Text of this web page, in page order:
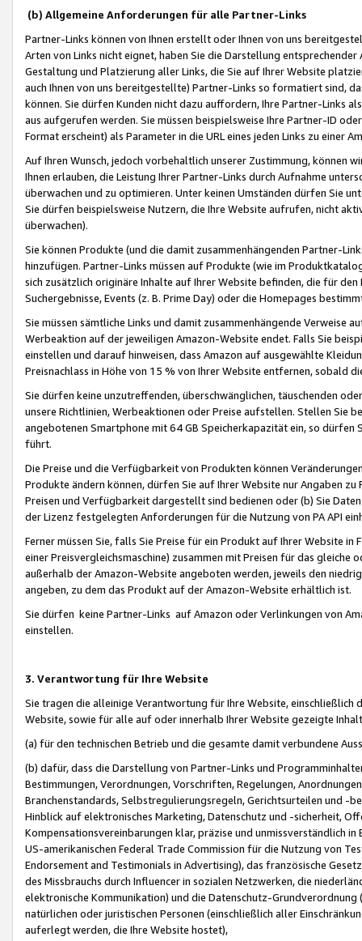
(b) Allgemeine Anforderungen für alle Partner-Links
Partner-Links können von Ihnen erstellt oder Ihnen von uns
Arten von Links nicht eignet, haben Sie die Darstellung
Gestaltung und Platzierung aller Links, die Sie auf Ihrer Website
auch Ihnen von uns bereitgestellte) Partner-Links so formatiert sind,
können. Sie dürfen Kunden nicht dazu auffordern, Ihre Partner-Links
aus aufgerufen werden. Sie müssen beispielsweise Ihre Partner-ID
Format erscheint) als Parameter in die URL eines jeden Links zu einer
Auf Ihren Wunsch, jedoch vorbehaltlich unserer Zustimmung, können
Ihnen erlauben, die Leistung Ihrer Partner-Links durch Aufnahme
überwachen und zu optimieren. Unter keinen Umständen dürfen Sie
Sie dürfen beispielsweise Nutzern, die Ihre Website aufrufen, nicht
überwachen).
Sie können Produkte (und die damit zusammenhängenden Partner-
hinzufügen. Partner-Links müssen auf Produkte (wie im
sich zusätzlich originäre Inhalte auf Ihrer Website befinden, die für
Suchergebnisse, Events (z. B. Prime Day) oder die Homepages
Sie müssen sämtliche Links und damit zusammenhängende
Werbeaktion auf der jeweiligen Amazon-Website endet. Falls Sie
einstellen und darauf hinweisen, dass Amazon auf ausgewählte
Preisnachlass in Höhe von 15 % von Ihrer Website entfernen, sobald
Sie dürfen keine unzutreffenden, überschwänglichen, täuschenden
unsere Richtlinien, Werbeaktionen oder Preise aufstellen. Stellen Sie
angebotenen Smartphone mit 64 GB Speicherkapazität ein, so dürfen
führt.
Die Preise und die Verfügbarkeit von Produkten können
Produkte ändern können, dürfen Sie auf Ihrer Website nur Angaben
Preisen und Verfügbarkeit dargestellt sind bedienen oder (b) Sie
der Lizenz festgelegten Anforderungen für die Nutzung von PA API
Ferner müssen Sie, falls Sie Preise für ein Produkt auf Ihrer Website
einer Preisvergleichsmaschine) zusammen mit Preisen für das
außerhalb der Amazon-Website angeboten werden, jeweils den
angeben, zu dem das Produkt auf der Amazon-Website erhältlich ist.
Sie dürfen keine Partner-Links auf Amazon oder Verlinkungen von
einstellen.
3. Verantwortung für Ihre Website
Sie tragen die alleinige Verantwortung für Ihre Website,
Website, sowie für alle auf oder innerhalb Ihrer Website gezeigte
(a) für den technischen Betrieb und die gesamte damit verbundene
(b) dafür, dass die Darstellung von Partner-Links und
Bestimmungen, Verordnungen, Vorschriften, Regelungen,
Branchenstandards, Selbstregulierungsregeln, Gerichtsurteilen und -
Hinblick auf elektronisches Marketing, Datenschutz und -sicherheit,
Kompensationsvereinbarungen klar, präzise und unmissverständlich
US-amerikanischen Federal Trade Commission für die Nutzung von
Endorsement and Testimonials in Advertising), das französische
des Missbrauchs durch Influencer in sozialen Netzwerken, die
elektronische Kommunikation) und die Datenschutz-
natürlichen oder juristischen Personen (einschließlich aller
auferlegt werden, die Ihre Website hostet),